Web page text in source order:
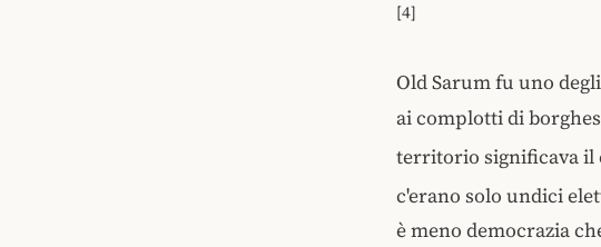
[4]
Old Sarum fu uno
ai complotti di
territorio significava il
c'erano solo undici
è meno democrazia